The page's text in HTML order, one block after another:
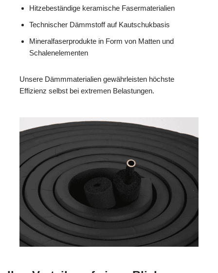
Hitzebeständige keramische Fasermaterialien
Technischer Dämmstoff auf Kautschukbasis
Mineralfaserprodukte in Form von Matten und
Schalenelementen
Unsere Dämmmaterialien gewährleisten höchste
Effizienz selbst bei extremen Belastungen.